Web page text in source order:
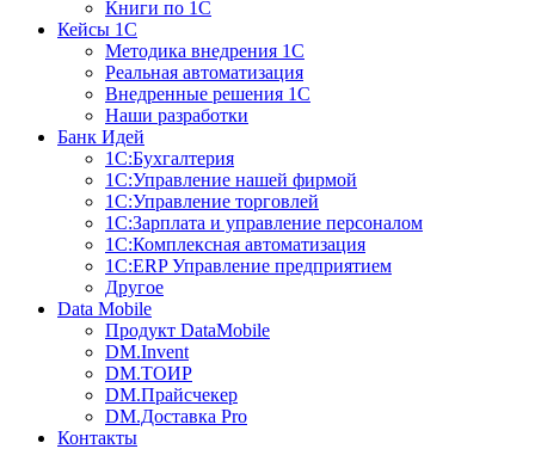
Книги по 1С
Кейсы 1С
Методика внедрения 1С
Реальная автоматизация
Внедренные решения 1С
Наши разработки
Банк Идей
1С:Бухгалтерия
1С:Управление нашей фирмой
1С:Управление торговлей
1С:Зарплата и управление персоналом
1С:Комплексная автоматизация
1С:ERP Управление предприятием
Другое
Data Mobile
Продукт DataMobile
DM.Invent
DM.ТОИР
DM.Прайсчекер
DM.Доставка Pro
Контакты